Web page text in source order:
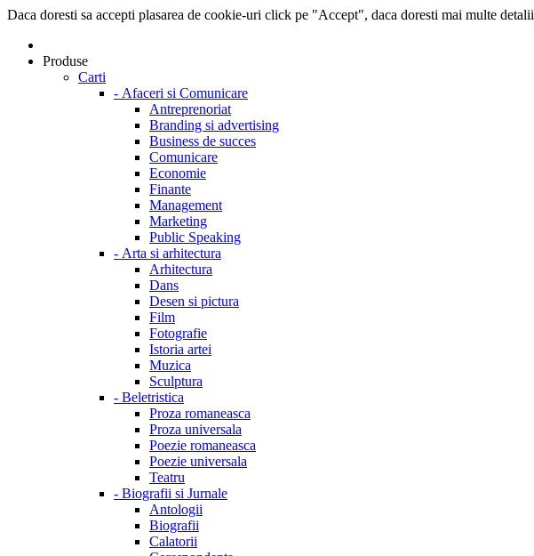
Daca doresti sa accepti plasarea de cookie-uri click pe "Accept", daca doresti mai multe detalii
Produse
Carti
- Afaceri si Comunicare
Antreprenoriat
Branding si advertising
Business de succes
Comunicare
Economie
Finante
Management
Marketing
Public Speaking
- Arta si arhitectura
Arhitectura
Dans
Desen si pictura
Film
Fotografie
Istoria artei
Muzica
Sculptura
- Beletristica
Proza romaneasca
Proza universala
Poezie romaneasca
Poezie universala
Teatru
- Biografii si Jurnale
Antologii
Biografii
Calatorii